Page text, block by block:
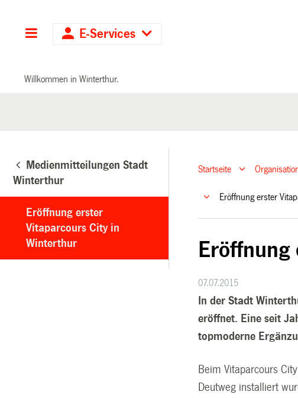
Hauptnavigation
E-Services
Willkommen in Winterthur.
Medienmitteilungen Stadt
Winterthur
Eröffnung erster
Vitaparcours City in
Winterthur
Startseite
Eröffnung erster
07.07.2015
In der Stadt
eröffnet. Eine seit
topmoderne
Beim Vitaparcours
Deutweg installiert